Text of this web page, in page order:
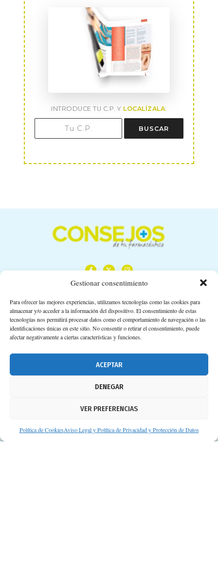
Gestionar consentimiento
Para ofrecer las mejores experiencias, utilizamos tecnologías como las cookies para
almacenar y/o acceder a la información del dispositivo. El consentimiento de estas
tecnologías nos permitirá procesar datos como el comportamiento de navegación o las
identificaciones únicas en este sitio. No consentir o retirar el consentimiento, puede
afectar negativamente a ciertas características y funciones.
ACEPTAR
DENEGAR
VER PREFERENCIAS
Política de CookiesAviso Legal y Política de Privacidad y Protección de Datos
INTRODUCE TU C.P. Y LOCALÍZALA:
BUSCAR
Calle Camino de los Descubrimientos, 11,
Planta 3ª 41092 – Sevilla
674 02 62 03
Aviso legal
Protección de datos personales
Suscripción a Newsletter